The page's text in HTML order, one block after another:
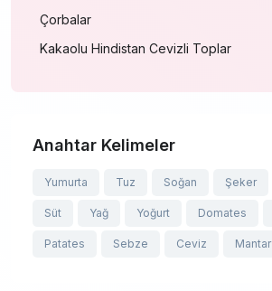
Çorbalar
Kakaolu Hindistan Cevizli Toplar
Anahtar Kelimeler
Yumurta Tuz Soğan Şeker
Süt Yağ Yoğurt Domates
Patates Sebze Ceviz Mantar